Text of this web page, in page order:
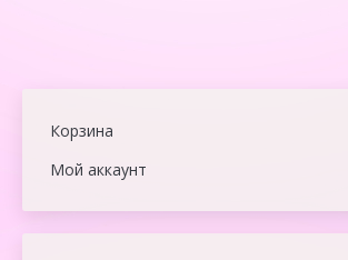
Корзина
Мой аккаунт